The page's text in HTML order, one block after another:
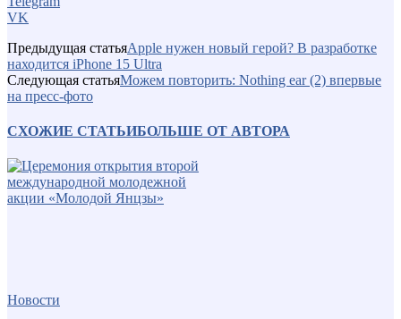
VK
Предыдущая статьяApple нужен новый герой? В разработке
находится iPhone 15 Ultra
Следующая статьяМожем повторить: Nothing ear (2) впервые
на пресс-фото
СХОЖИЕ СТАТЬИБОЛЬШЕ ОТ АВТОРА
Новости